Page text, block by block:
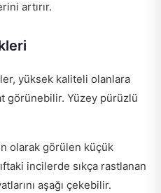
artırır.
yüksek kaliteli olanlara
görünebilir. Yüzey pürüzlü
olarak görülen küçük
incilerde sıkça rastlanan
aşağı çekebilir.